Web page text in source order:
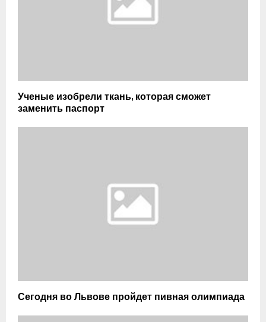
Ученые изобрели ткань, которая сможет
заменить паспорт
Сегодня во Львове пройдет пивная олимпиада